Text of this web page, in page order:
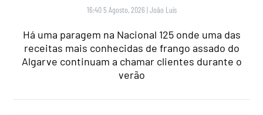
16:40 5 Agosto, 2026 |João Luís
Há uma paragem na Nacional 125 onde uma das
receitas mais conhecidas de frango assado do
Algarve continuam a chamar clientes durante o
verão